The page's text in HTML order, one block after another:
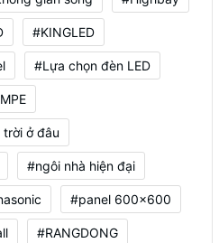
#KINGLED
#Lựa chọn đèn LED
ở đâu
#ngôi nhà hiện đại
#panel 600x600
#RANGDONG